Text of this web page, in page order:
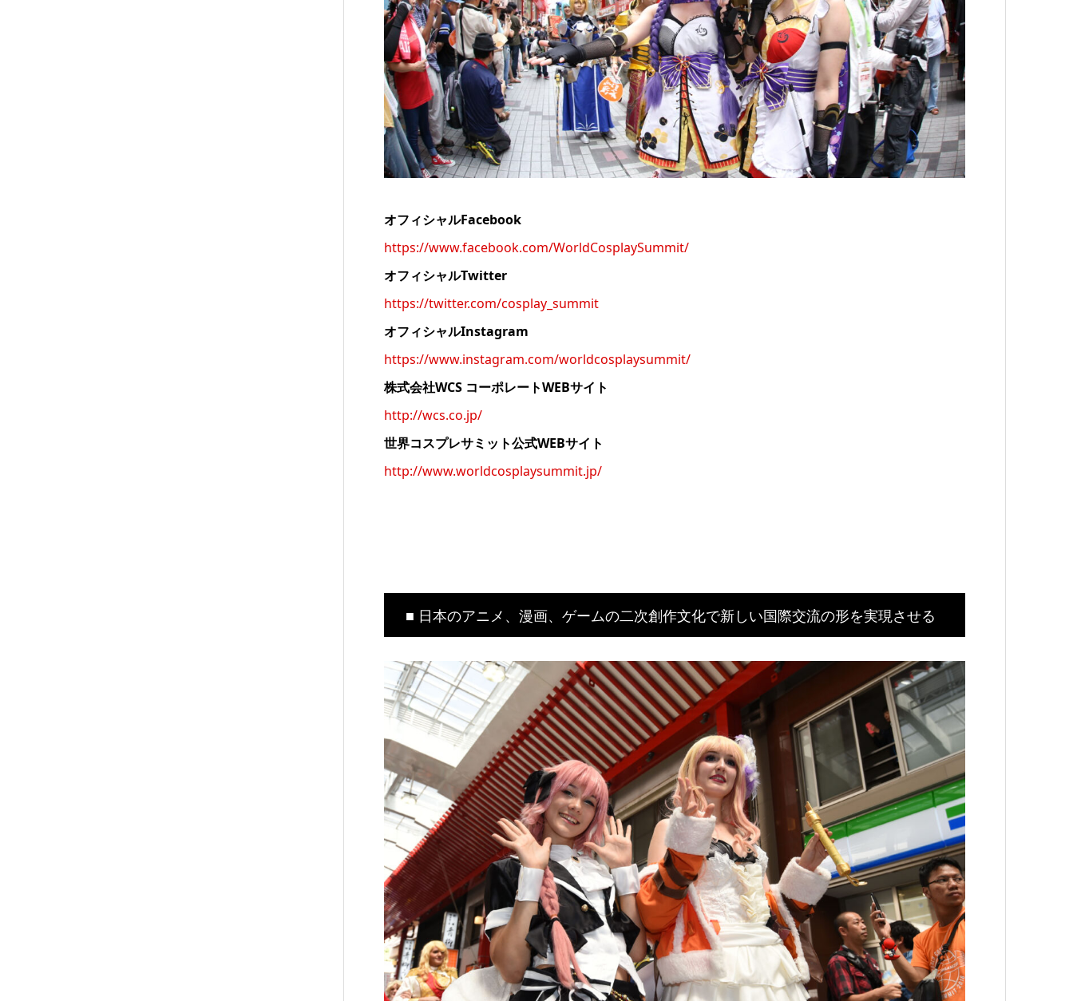
オフィシャルFacebook
https://www.facebook.com/WorldCosplaySummit/
オフィシャルTwitter
https://twitter.com/cosplay_summit
オフィシャルInstagram
https://www.instagram.com/worldcosplaysummit/
株式会社WCS コーポレートWEBサイト
http://wcs.co.jp/
世界コスプレサミット公式WEBサイト
http://www.worldcosplaysummit.jp/
■ 日本のアニメ、漫画、ゲームの二次創作文化で新しい国際交流の形を実現させる